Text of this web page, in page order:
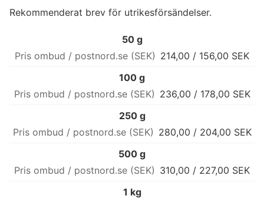
Rekommenderat brev för utrikesförsändelser.
50 g
214,00 / 156,00 SEK
100 g
236,00 / 178,00 SEK
250 g
280,00 / 204,00 SEK
500 g
310,00 / 227,00 SEK
1 kg